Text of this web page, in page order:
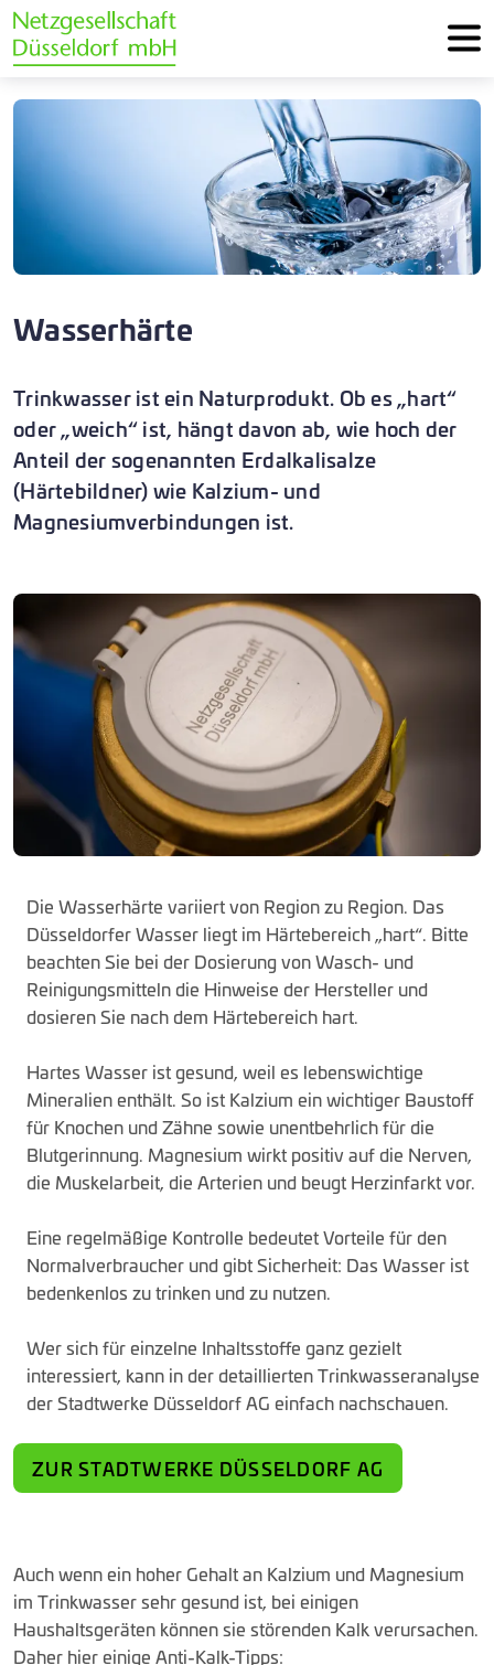
Wasserhärte
Trinkwasser ist ein Naturprodukt. Ob es „hart“
oder „weich“ ist, hängt davon ab, wie hoch der
Anteil der sogenannten Erdalkalisalze
(Härtebildner) wie Kalzium- und
Magnesiumverbindungen ist.
Die Wasserhärte variiert von Region zu Region. Das
Düsseldorfer Wasser liegt im Härtebereich „hart“. Bitte
beachten Sie bei der Dosierung von Wasch- und
Reinigungsmitteln die Hinweise der Hersteller und
dosieren Sie nach dem Härtebereich hart.
Hartes Wasser ist gesund, weil es lebenswichtige
Mineralien enthält. So ist Kalzium ein wichtiger Baustoff
für Knochen und Zähne sowie unentbehrlich für die
Blutgerinnung. Magnesium wirkt positiv auf die Nerven,
die Muskelarbeit, die Arterien und beugt Herzinfarkt vor.
Eine regelmäßige Kontrolle bedeutet Vorteile für den
Normalverbraucher und gibt Sicherheit: Das Wasser ist
bedenkenlos zu trinken und zu nutzen.
Wer sich für einzelne Inhaltsstoffe ganz gezielt
interessiert, kann in der detaillierten Trinkwasseranalyse
der Stadtwerke Düsseldorf AG einfach nachschauen.
ZUR STADTWERKE DÜSSELDORF AG
Auch wenn ein hoher Gehalt an Kalzium und Magnesium
im Trinkwasser sehr gesund ist, bei einigen
Haushaltsgeräten können sie störenden Kalk verursachen.
Daher hier einige Anti-Kalk-Tipps: